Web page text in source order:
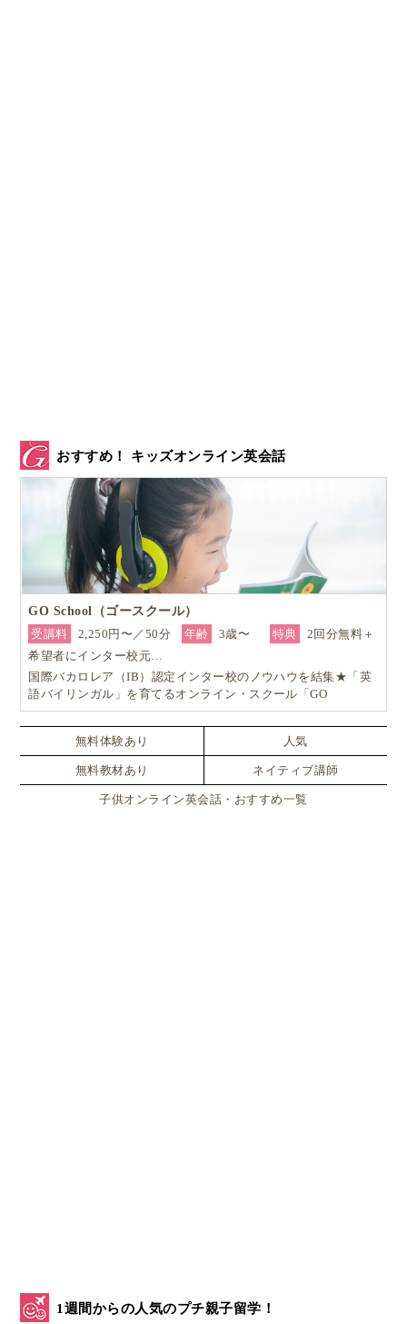
おすすめ！ キッズオンライン英会話
GO School（ゴースクール）
受講料
2,250円〜／50分 年齢 3歳〜 特典
2回分無料＋
希望者にインター校元…
国際バカロレア（IB）認定インター校のノウハウを結集★「英
語バイリンガル」を育てるオンライン・スクール「GO
School（ゴースクール）」
無料体験あり 人気
無料教材あり ネイティブ講師
子供オンライン英会話・おすすめ一覧
1週間からの人気のプチ親子留学！